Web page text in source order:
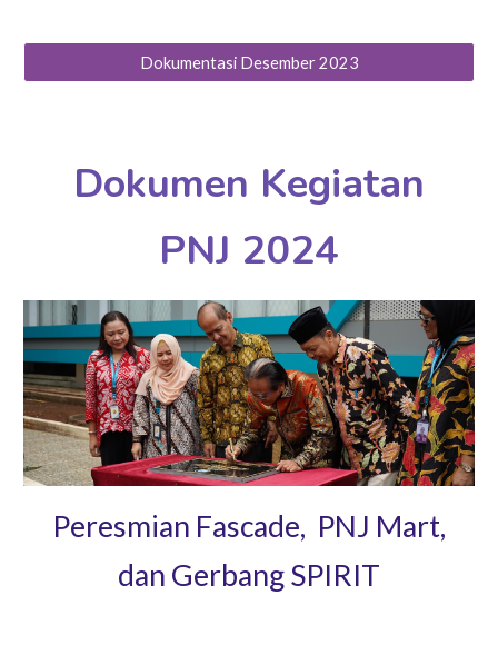
Dokumentasi Desember 2023
Dokumen Kegiatan
PNJ 2024
Peresmian Fascade, PNJ Mart,
dan Gerbang SPIRIT